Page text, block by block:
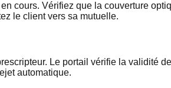
cours. Vérifiez que la couverture
le client vers sa mutuelle.
Le portail vérifie la validité
automatique.